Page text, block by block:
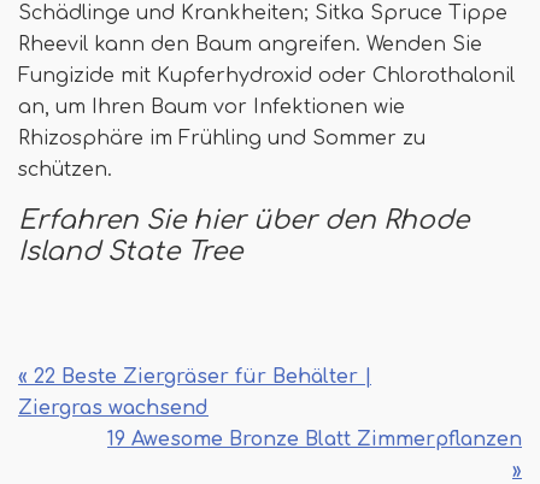
Schädlinge und Krankheiten; Sitka Spruce Tippe
Rheevil kann den Baum angreifen. Wenden Sie
Fungizide mit Kupferhydroxid oder Chlorothalonil
an, um Ihren Baum vor Infektionen wie
Rhizosphäre im Frühling und Sommer zu
schützen.
Erfahren Sie hier über den Rhode
Island State Tree
« 22 Beste Ziergräser für Behälter |
Ziergras wachsend
19 Awesome Bronze Blatt Zimmerpflanzen
»